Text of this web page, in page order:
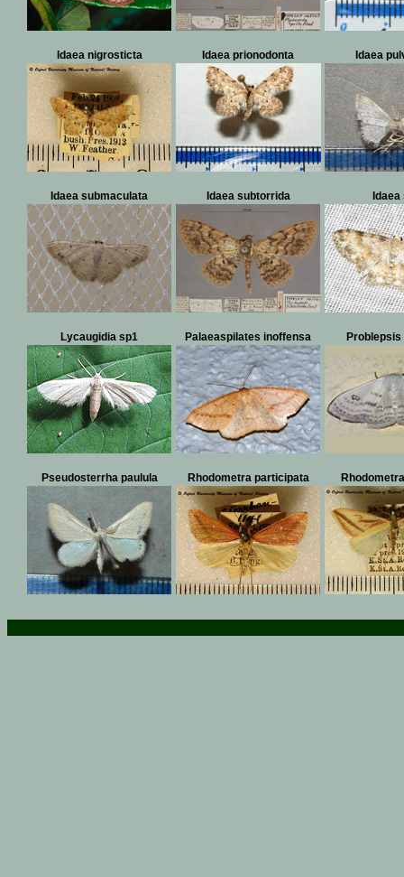
Idaea nigrosticta Idaea prionodonta Idaea
Idaea submaculata Idaea subtorrida Idaea
Lycaugidia sp1 Palaeaspilates inoffensa
Pseudosterrha paulula Rhodometra participata